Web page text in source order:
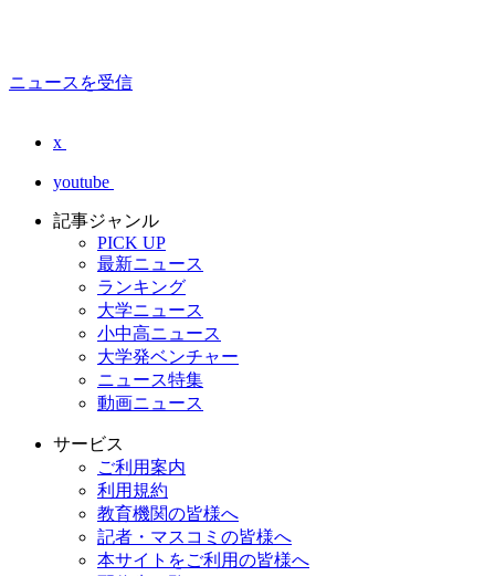
ニュースを受信
x
youtube
記事ジャンル
PICK UP
最新ニュース
ランキング
大学ニュース
小中高ニュース
大学発ベンチャー
ニュース特集
動画ニュース
サービス
ご利用案内
利用規約
教育機関の皆様へ
記者・マスコミの皆様へ
本サイトをご利用の皆様へ